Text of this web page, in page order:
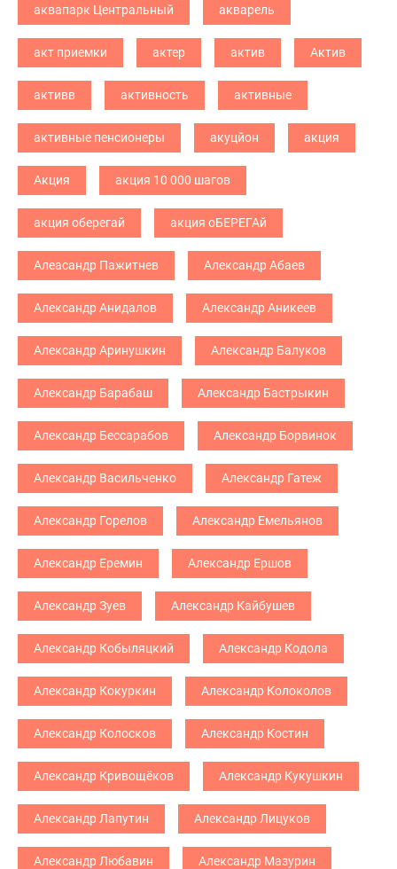
аквапарк Центральный акварель
акт приемки актер актив Актив
активв активность активные
активные пенсионеры акуцйон акция
Акция акция 10 000 шагов
акция оберегай акция оБЕРЕГАй
Алеасандр Пажитнев Александр Абаев
Александр Анидалов Александр Аникеев
Александр Аринушкин Александр Балуков
Александр Барабаш Александр Бастрыкин
Александр Бессарабов Александр Борвинок
Александр Васильченко Александр Гатеж
Александр Горелов Александр Емельянов
Александр Еремин Александр Ершов
Александр Зуев Александр Кайбушев
Александр Кобыляцкий Александр Кодола
Александр Кокуркин Александр Колоколов
Александр Колосков Александр Костин
Александр Кривощёков Александр Кукушкин
Александр Лапутин Александр Лицуков
Александр Любавин Александр Мазурин